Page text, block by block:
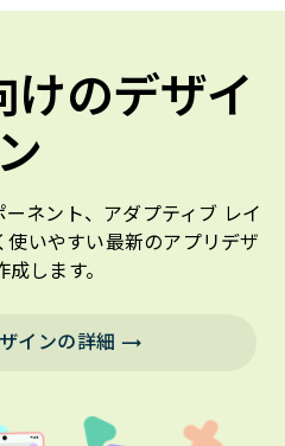
けのデザイ
ン
ネント、アダプティブ レイ
いやすい最新のアプリデザ
します。
インの詳細 →